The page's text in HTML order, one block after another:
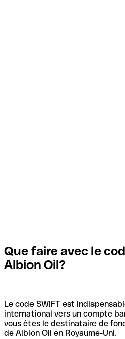
Que faire avec le
Albion Oil?
Le code SWIFT est
international vers un compte
vous êtes le destinataire de
de Albion Oil en Royaume-Uni.